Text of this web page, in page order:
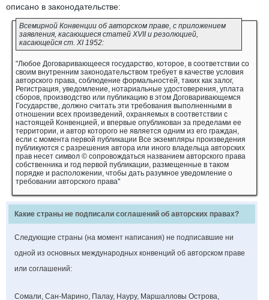
описано в законодательстве:
Всемирной Конвенции об авторском праве, с приложением
заявления, касающиеся статей XVII и резолюцией,
касающейся ст. XI 1952:
"Любое Договаривающееся государство, которое, в соответствии со
своим внутренним законодательством требует в качестве условия
авторского права, соблюдение формальностей, таких как залог,
Регистрация, уведомление, нотариальные удостоверения, уплата
сборов, производство или публикацию в этом Договаривающемся
Государстве, должно считать эти требования выполненными в
отношении всех произведений, охраняемых в соответствии с
настоящей Конвенцией, и впервые опубликован за пределами ее
территории, и автор которого не является одним из его граждан,
если с момента первой публикации Все экземпляры произведения
публикуются с разрешения автора или иного владельца авторских
прав несет символ © сопровождаться названием авторского права
собственника и год первой публикации, размещенные в таком
порядке и расположении, чтобы дать разумное уведомление о
требовании авторского права"
Какие страны не подписали соглашений об авторских правах?
Следующие страны (на момент написания) не подписавшие ни
одной из основных международных конвенций об авторском праве
или соглашений:
Сомали, Сан-Марино, Палау, Науру, Маршалловы Острова,